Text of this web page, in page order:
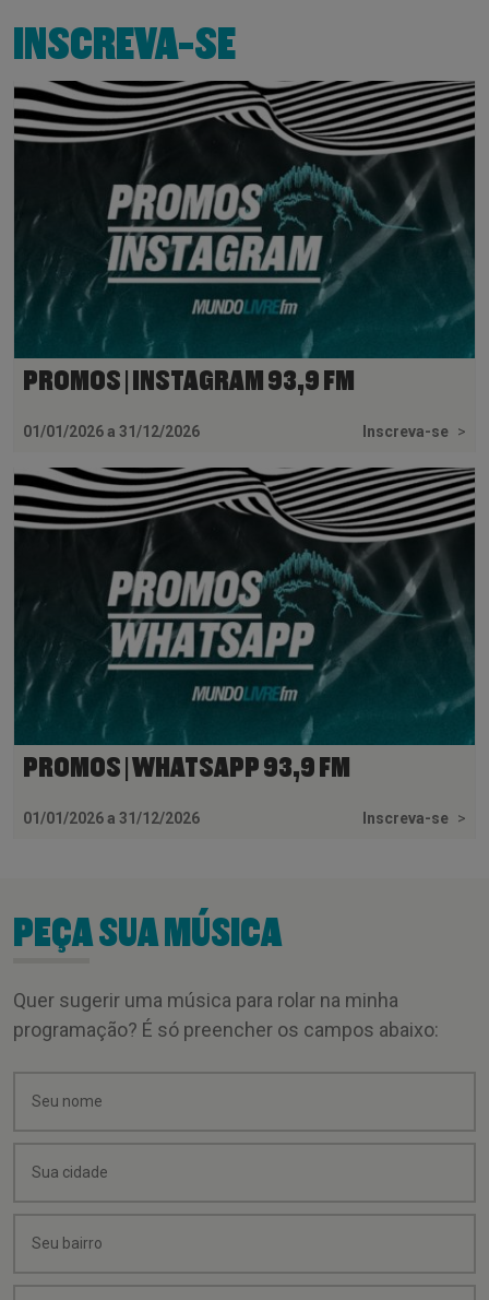
INSCREVA-SE
PROMOS | INSTAGRAM 93,9 FM
01/01/2026 a 31/12/2026 Inscreva-se >
PROMOS | WHATSAPP 93,9 FM
01/01/2026 a 31/12/2026 Inscreva-se >
PEÇA SUA MÚSICA
Quer sugerir uma música para rolar na minha
programação? É só preencher os campos abaixo: